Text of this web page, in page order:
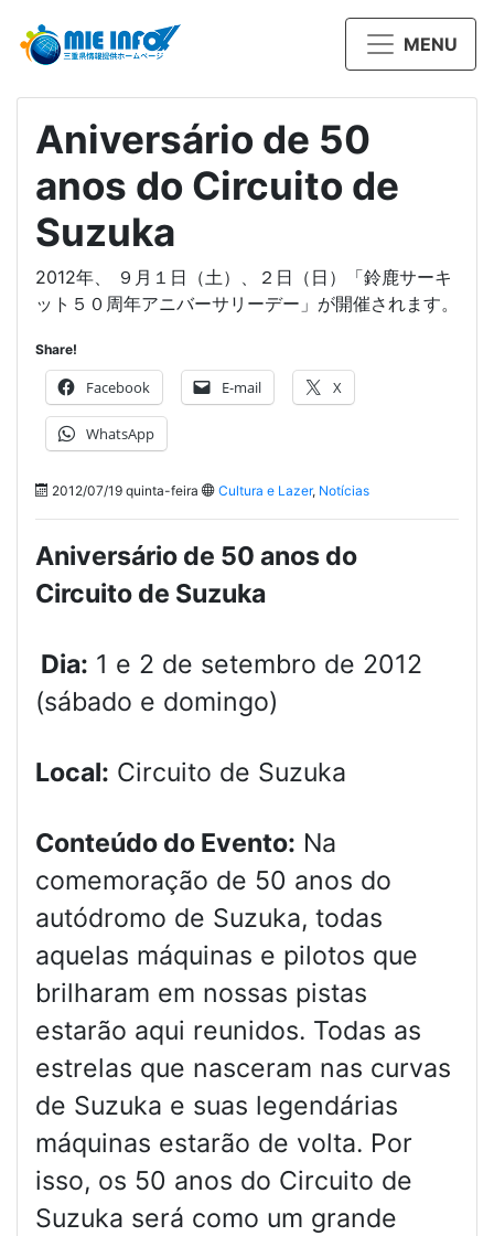
MENU
Aniversário de 50
anos do Circuito de
Suzuka
2012年、 ９月１日（土）、２日（日）「鈴鹿サーキ
ット５０周年アニバーサリーデー」が開催されます。
Share!
Facebook E-mail X
WhatsApp
2012/07/19 quinta-feira Cultura e Lazer, Notícias
Aniversário de 50 anos do
Circuito de Suzuka
Dia: 1 e 2 de setembro de 2012
(sábado e domingo)
Local: Circuito de Suzuka
Conteúdo do Evento: Na
comemoração de 50 anos do
autódromo de Suzuka, todas
aquelas máquinas e pilotos que
brilharam em nossas pistas
estarão aqui reunidos. Todas as
estrelas que nasceram nas curvas
de Suzuka e suas legendárias
máquinas estarão de volta. Por
isso, os 50 anos do Circuito de
Suzuka será como um grande